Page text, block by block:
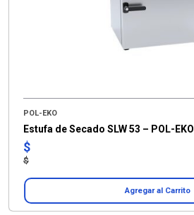
POL-EKO
Estufa de Secado SLW 53 – POL-EKO
$
$
Agregar al Carrito